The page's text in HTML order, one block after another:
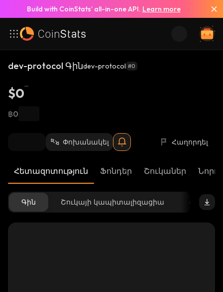
Build with CoinStats’ all-in-one API. Learn more
dev-protocol Գինdev-protocol #0
$0
฿0
Փոխանակել Հաղորդել
Հետազոտություն Ֆոնդեր Շուկաներ
Գին Շուկայի կապիտալիզացիա